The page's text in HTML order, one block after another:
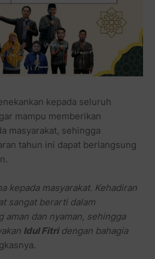
kepada seluruh
mampu memberikan
masyarakat, sehingga
tahun ini dapat berlangsung
kepada masyarakat. Kehadiran
sangat berarti dalam
aman dan nyaman, sehingga
Idul Fitridengan bahagia